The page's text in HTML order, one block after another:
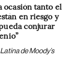
ocasión tanto el
en riesgo y
conjurar
de Moody’s